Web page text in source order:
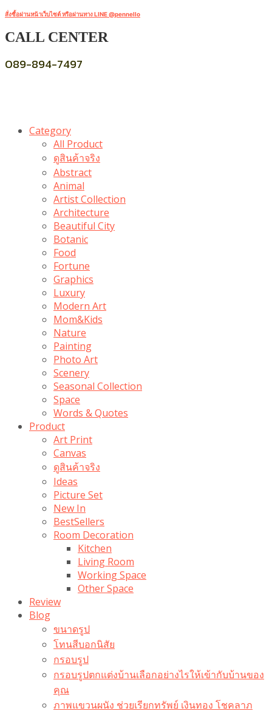
สั่งซื้อผ่านหน้าเว็บไซต์ หรือผ่านทาง LINE @pennello
CALL CENTER
089-894-7497
Category
All Product
ดูสินค้าจริง
Abstract
Animal
Artist Collection
Architecture
Beautiful City
Botanic
Food
Fortune
Graphics
Luxury
Modern Art
Mom&Kids
Nature
Painting
Photo Art
Scenery
Seasonal Collection
Space
Words & Quotes
Product
Art Print
Canvas
ดูสินค้าจริง
Ideas
Picture Set
New In
BestSellers
Room Decoration
Kitchen
Living Room
Working Space
Other Space
Review
Blog
ขนาดรูป
โทนสีบอกนิสัย
กรอบรูป
กรอบรูปตกแต่งบ้านเลือกอย่างไรให้เข้ากับบ้านของ
คุณ
ภาพแขวนผนัง ช่วยเรียกทรัพย์ เงินทอง โชคลาภ